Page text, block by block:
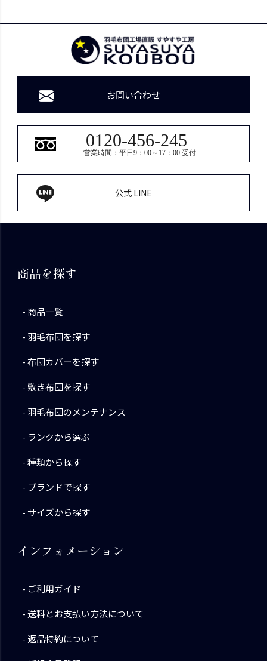
お問い合わせ
0120-456-245
営業時間：平日9：00～17：00 受付
公式 LINE
商品を探す
商品一覧
羽毛布団を探す
布団カバーを探す
敷き布団を探す
羽毛布団のメンテナンス
ランクから選ぶ
種類から探す
ブランドで探す
サイズから探す
インフォメーション
ご利用ガイド
送料とお支払い方法について
返品特約について